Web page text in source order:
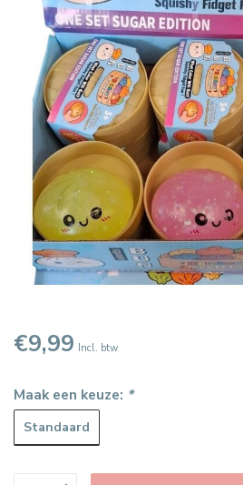
€9,99 Incl. btw
Maak een keuze: *
Standaard